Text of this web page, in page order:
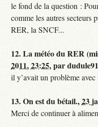
le fond de la question :
comme les autres secteurs
RER, la SNCF...
12.La météo du RER
2011, 23:25,pardudule91
il y’avait un problème
13.On est du bétail.,23
Merci de continuer à